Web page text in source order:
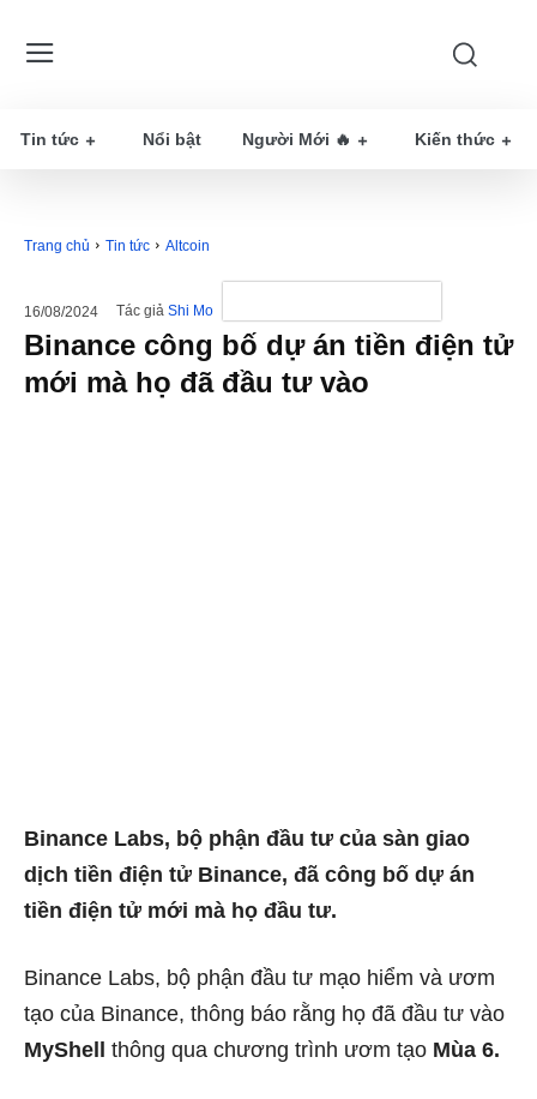
Tin tức Nổi bật Người Mới 🔥 Kiến thức
Trang chủ Tin tức Altcoin
16/08/2024 Tác giả Shi Mo
Binance công bố dự án tiền điện tử
mới mà họ đã đầu tư vào
Binance Labs, bộ phận đầu tư của sàn giao
dịch tiền điện tử Binance, đã công bố dự án
tiền điện tử mới mà họ đầu tư.
Binance Labs, bộ phận đầu tư mạo hiểm và ươm
tạo của Binance, thông báo rằng họ đã đầu tư vào
MyShell thông qua chương trình ươm tạo Mùa 6.